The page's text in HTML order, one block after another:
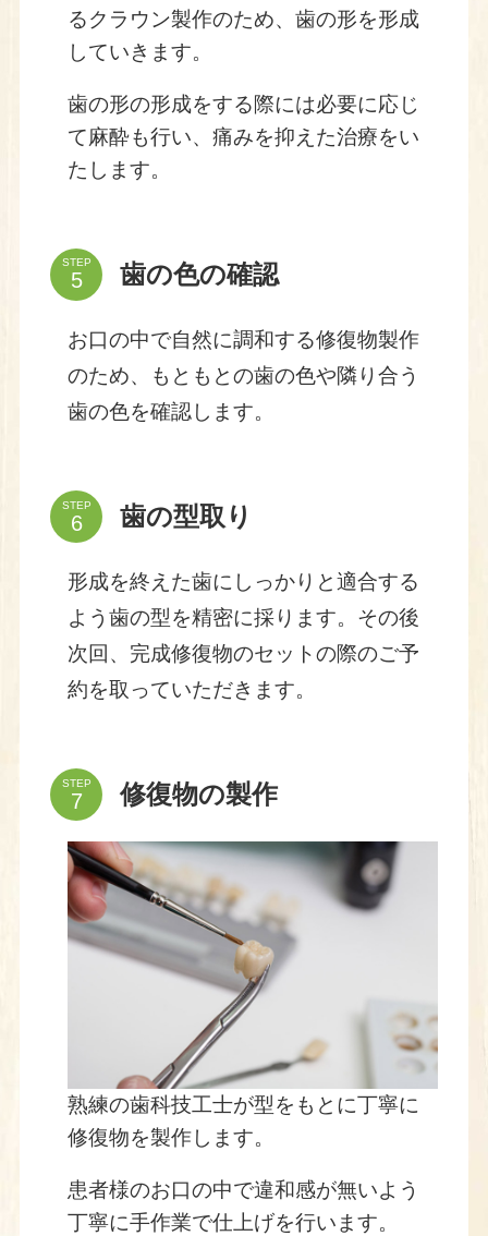
るクラウン製作のため、歯の形を形成
していきます。
歯の形の形成をする際には必要に応じ
て麻酔も行い、痛みを抑えた治療をい
たします。
STEP 歯の色の確認
お口の中で自然に調和する修復物製作
のため、もともとの歯の色や隣り合う
歯の色を確認します。
STEP 歯の型取り
形成を終えた歯にしっかりと適合する
よう歯の型を精密に採ります。その後
次回、完成修復物のセットの際のご予
約を取っていただきます。
STEP 修復物の製作
熟練の歯科技工士が型をもとに丁寧に
修復物を製作します。
患者様のお口の中で違和感が無いよう
丁寧に手作業で仕上げを行います。